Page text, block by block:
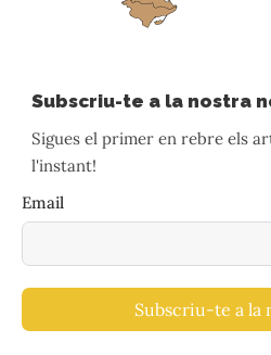
Subscriu-te a la nostra
Sigues el primer en rebre els
l'instant!
Email
Subscriu-te a la